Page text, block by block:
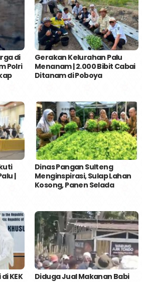
di
Polri
Gerakan Kelurahan Palu
Menanam | 2.000 Bibit Cabai
Ditanam di Poboya
|
Dinas Pangan Sulteng
Menginspirasi, Sulap Lahan
Kosong, Panen Selada
KEK
Diduga Jual Makanan Babi